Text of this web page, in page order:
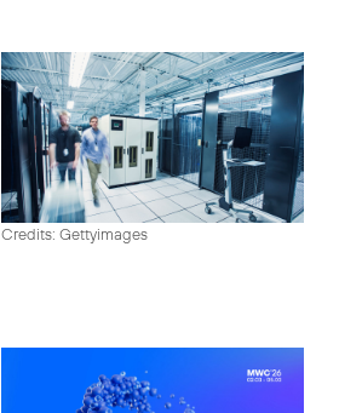
Credits: Gettyimages